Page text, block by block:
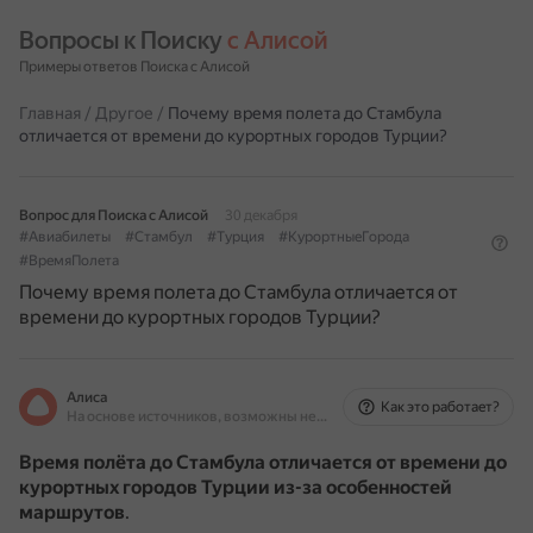
Вопросы к Поиску с Алисой
Примеры ответов Поиска с Алисой
Главная / Другое / Почему время полета до Стамбула
отличается от времени до курортных городов Турции?
Вопрос для Поиска с Алисой
30 декабря
#Авиабилеты
#Стамбул #Турция
#КурортныеГорода
#ВремяПолета
Почему время полета до Стамбула отличается от
времени до курортных городов Турции?
Алиса
На основе источников, возможны неточности
Как это работает?
Время полёта до Стамбула отличается от времени до
курортных городов Турции из-за особенностей
маршрутов.